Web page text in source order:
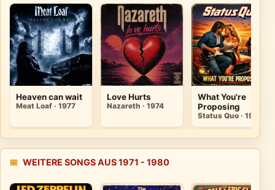
Heaven can wait
Meat Loaf · 1977
Love Hurts
Nazareth · 1974
What You're
Proposing
Status Quo · 1980
📅 WEITERE SONGS AUS 1971 - 1980